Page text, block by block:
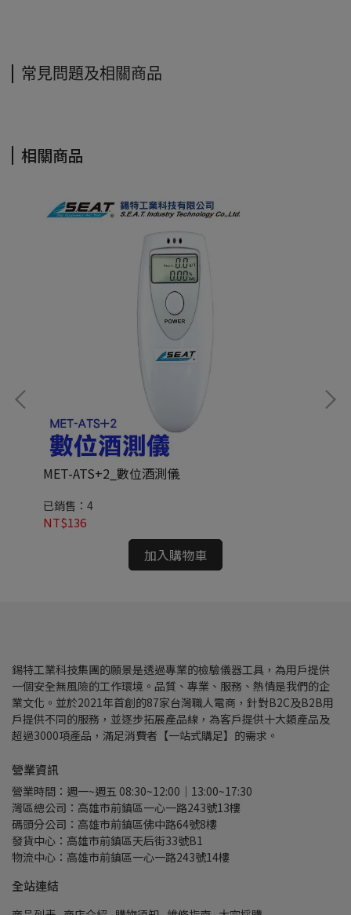
常見問題及相關商品
相關商品
MET-ATS+2_數位酒測儀
已銷售：4
NT$136
加入購物車
錫特工業科技集團的願景是透過專業的檢驗儀器工具，為用戶提供
一個安全無風險的工作環境。品質、專業、服務、熱情是我們的企
業文化。並於2021年首創的87家台灣職人電商，針對B2C及B2B用
戶提供不同的服務，並逐步拓展產品線，為客戶提供十大類產品及
超過3000項產品，滿足消費者【一站式購足】的需求。
營業資訊
營業時間：週一~週五 08:30~12:00｜13:00~17:30
灣區總公司：高雄市前鎮區一心一路243號13樓
碼頭分公司：高雄市前鎮區佛中路64號8樓
發貨中心：高雄市前鎮區天后街33號B1
物流中心：高雄市前鎮區一心一路243號14樓
全站連結